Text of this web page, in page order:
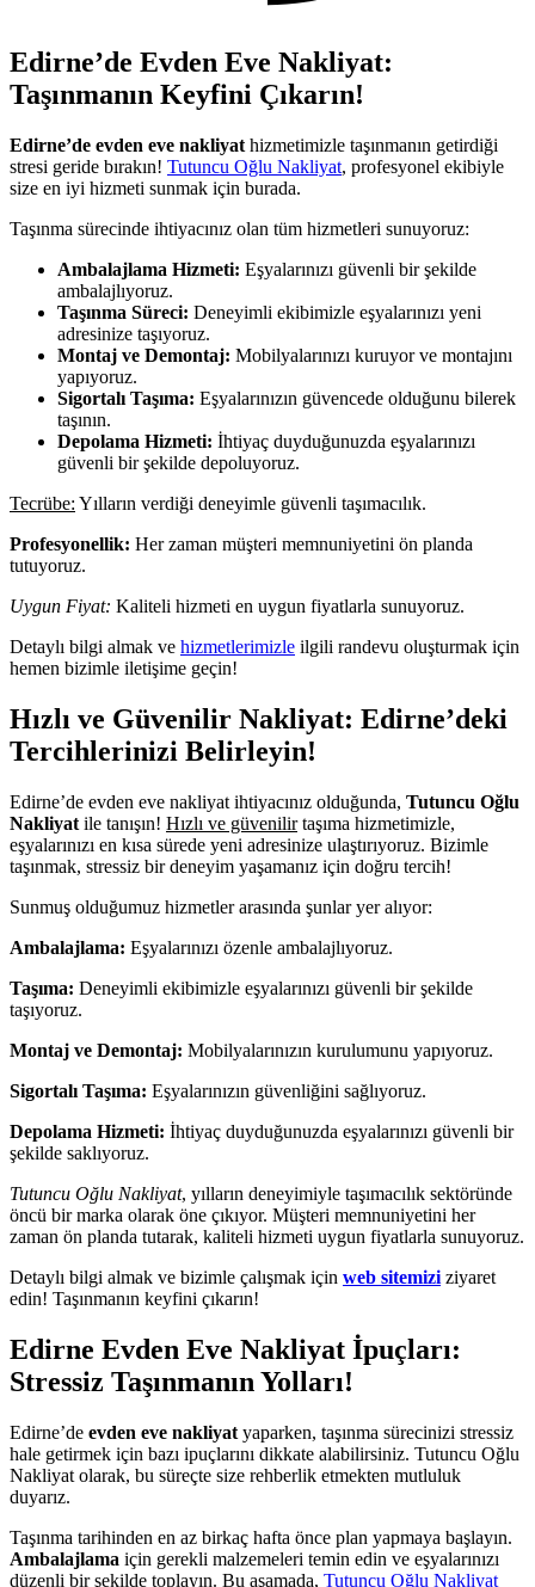
Edirne’de Evden Eve Nakliyat:
Taşınmanın Keyfini Çıkarın!
Edirne’de evden eve nakliyat hizmetimizle taşınmanın getirdiği
stresi geride bırakın! Tutuncu Oğlu Nakliyat, profesyonel ekibiyle
size en iyi hizmeti sunmak için burada.
Taşınma sürecinde ihtiyacınız olan tüm hizmetleri sunuyoruz:
Ambalajlama Hizmeti: Eşyalarınızı güvenli bir şekilde
ambalajlıyoruz.
Taşınma Süreci: Deneyimli ekibimizle eşyalarınızı yeni
adresinize taşıyoruz.
Montaj ve Demontaj: Mobilyalarınızı kuruyor ve montajını
yapıyoruz.
Sigortalı Taşıma: Eşyalarınızın güvencede olduğunu bilerek
taşının.
Depolama Hizmeti: İhtiyaç duyduğunuzda eşyalarınızı
güvenli bir şekilde depoluyoruz.
Tecrübe: Yılların verdiği deneyimle güvenli taşımacılık.
Profesyonellik: Her zaman müşteri memnuniyetini ön planda
tutuyoruz.
Uygun Fiyat: Kaliteli hizmeti en uygun fiyatlarla sunuyoruz.
Detaylı bilgi almak ve hizmetlerimizle ilgili randevu oluşturmak için
hemen bizimle iletişime geçin!
Hızlı ve Güvenilir Nakliyat: Edirne’deki
Tercihlerinizi Belirleyin!
Edirne’de evden eve nakliyat ihtiyacınız olduğunda, Tutuncu Oğlu
Nakliyat ile tanışın! Hızlı ve güvenilirtaşıma hizmetimizle,
eşyalarınızı en kısa sürede yeni adresinize ulaştırıyoruz. Bizimle
taşınmak, stressiz bir deneyim yaşamanız için doğru tercih!
Sunmuş olduğumuz hizmetler arasında şunlar yer alıyor:
Ambalajlama: Eşyalarınızı özenle ambalajlıyoruz.
Taşıma: Deneyimli ekibimizle eşyalarınızı güvenli bir şekilde
taşıyoruz.
Montaj ve Demontaj: Mobilyalarınızın kurulumunu yapıyoruz.
Sigortalı Taşıma: Eşyalarınızın güvenliğini sağlıyoruz.
Depolama Hizmeti: İhtiyaç duyduğunuzda eşyalarınızı güvenli bir
şekilde saklıyoruz.
Tutuncu Oğlu Nakliyat, yılların deneyimiyle taşımacılık sektöründe
öncü bir marka olarak öne çıkıyor. Müşteri memnuniyetini her
zaman ön planda tutarak, kaliteli hizmeti uygun fiyatlarla sunuyoruz.
Detaylı bilgi almak ve bizimle çalışmak için web sitemizi ziyaret
edin! Taşınmanın keyfini çıkarın!
Edirne Evden Eve Nakliyat İpuçları:
Stressiz Taşınmanın Yolları!
Edirne’de evden eve nakliyat yaparken, taşınma sürecinizi stressiz
hale getirmek için bazı ipuçlarını dikkate alabilirsiniz. Tutuncu Oğlu
Nakliyat olarak, bu süreçte size rehberlik etmekten mutluluk
duyarız.
Taşınma tarihinden en az birkaç hafta önce plan yapmaya başlayın.
Ambalajlama için gerekli malzemeleri temin edin ve eşyalarınızı
düzenli bir şekilde toplayın. Bu aşamada, Tutuncu Oğlu Nakliyat